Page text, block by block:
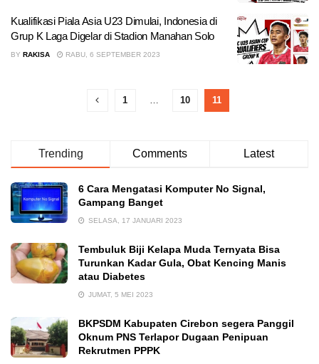
Kualifikasi Piala Asia U23 Dimulai, Indonesia di
Grup K Laga Digelar di Stadion Manahan Solo
BY RAKISA RABU, 6 SEPTEMBER 2023
1 … 10 11
Trending Comments Latest
6 Cara Mengatasi Komputer No Signal,
Gampang Banget
SELASA, 17 JANUARI 2023
Tembuluk Biji Kelapa Muda Ternyata Bisa
Turunkan Kadar Gula, Obat Kencing Manis
atau Diabetes
JUMAT, 5 MEI 2023
BKPSDM Kabupaten Cirebon segera Panggil
Oknum PNS Terlapor Dugaan Penipuan
Rekrutmen PPPK